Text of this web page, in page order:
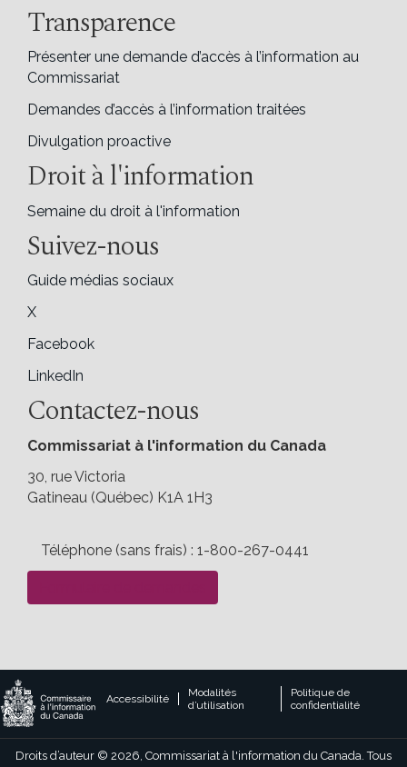
Transparence
Présenter une demande d’accès à l’information au
Commissariat
Demandes d’accès à l’information traitées
Divulgation proactive
Droit à l'information
Semaine du droit à l'information
Suivez-nous
Guide médias sociaux
X
Facebook
LinkedIn
Contactez-nous
Commissariat à l'information du Canada
30, rue Victoria
Gatineau (Québec) K1A 1H3
Téléphone (sans frais) : 1-800-267-0441
Legal
footer
Accessibilité
Modalités
d’utilisation
Politique de
confidentialité
Droits d’auteur © 2026, Commissariat à l'information du Canada. Tous